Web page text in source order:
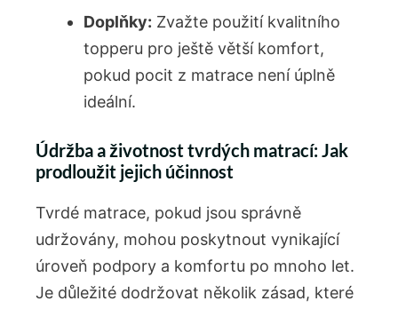
Doplňky: Zvažte použití kvalitního
topperu⁣ pro ještě větší komfort,
pokud pocit z matrace není ‌úplně
ideální.
Údržba ‍a životnost tvrdých matrací: Jak
prodloužit jejich účinnost
Tvrdé matrace,⁢ pokud jsou správně
udržovány, mohou poskytnout vynikající
úroveň podpory a komfortu po mnoho let.
Je důležité dodržovat⁢ několik zásad, které